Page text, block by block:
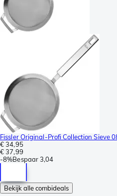
Fissler Original-Profi Collection
€ 34,95
€ 37,99
-8%Bespaar3,04
Bekijk alle combideals